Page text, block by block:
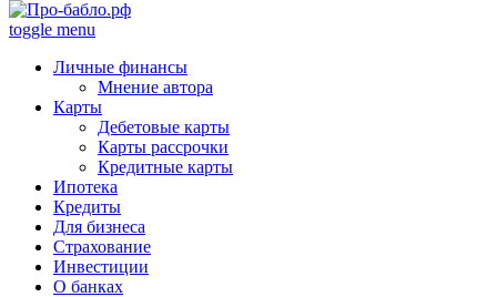
toggle menu
Личные финансы
Мнение автора
Карты
Дебетовые карты
Карты рассрочки
Кредитные карты
Ипотека
Кредиты
Для бизнеса
Страхование
Инвестиции
О банках